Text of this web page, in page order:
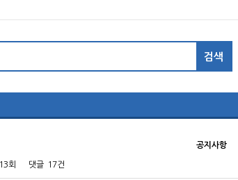
공지사항
회 댓글 17건